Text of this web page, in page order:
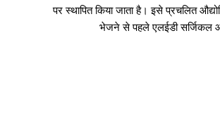
पर स्थापित किया जाता है। इसे प्रचलित
भेजने से पहले एलईडी सर्जिकल